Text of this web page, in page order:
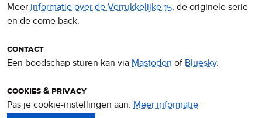
Meer informatie over de Verrukkelijke 15, de originele serie
en de come back.
contact
Een boodschap sturen kan via Mastodon ofBluesky.
cookies & privacy
Pas je cookie-instellingen aan. Meer informatie